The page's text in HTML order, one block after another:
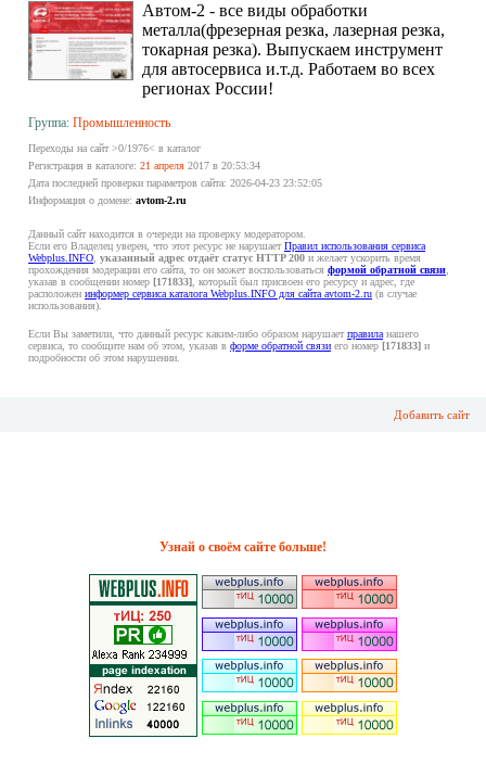
Автом-2 - все виды обработки
металла(фрезерная резка, лазерная резка,
токарная резка). Выпускаем инструмент
для автосервиса и.т.д. Работаем во всех
регионах России!
Группа: Промышленность
Переходы на сайт >0/1976< в каталог
Регистрация в каталоге: 21 апреля 2017 в 20:53:34
Дата последней проверки параметров сайта: 2026-04-23 23:52:05
Информация о домене: avtom-2.ru
Данный сайт находится в очереди на проверку модератором.
Если его Владелец уверен, что этот ресурс не нарушаетПравил использования сервиса
Webplus.INFO указанный адрес отдаёт статус HTTP 200 и желает ускорить время
прохождения модерации его сайта, то он может воспользоваться формой обратной связи
указав в сообщении номер [171833] , который был присвоен его ресурсу и адрес, где
расположен информер сервиса каталога Webplus.INFO для сайта avtom-2.ru (в случае
использования).
Если Вы заметили, что данный ресурс каким-либо образом нарушаетправила нашего
сервиса, то сообщите нам об этом, указав в форме обратной связи его номер [171833] и
подробности об этом нарушении.
Добавить сайт
Узнай о своём сайте больше!